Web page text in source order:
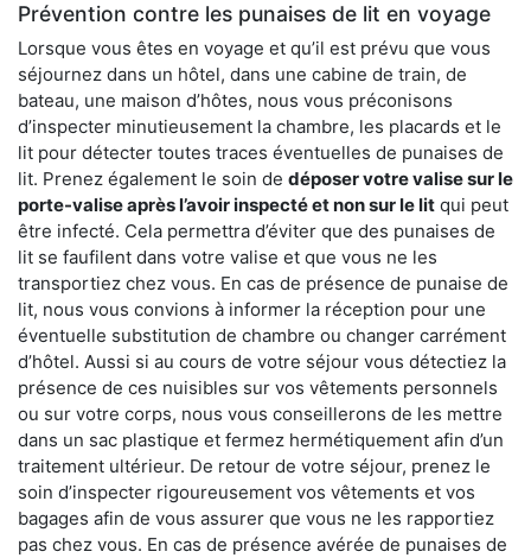
Prévention contre les punaises de lit en voyage
Lorsque vous êtes en voyage et qu’il est prévu que vous
séjournez dans un hôtel, dans une cabine de train, de
bateau, une maison d’hôtes, nous vous préconisons
d’inspecter minutieusement la chambre, les placards et le
lit pour détecter toutes traces éventuelles de punaises de
lit. Prenez également le soin de déposer votre valise sur le
porte-valise après l’avoir inspecté et non sur le lit qui peut
être infecté. Cela permettra d’éviter que des punaises de
lit se faufilent dans votre valise et que vous ne les
transportiez chez vous. En cas de présence de punaise de
lit, nous vous convions à informer la réception pour une
éventuelle substitution de chambre ou changer carrément
d’hôtel. Aussi si au cours de votre séjour vous détectiez la
présence de ces nuisibles sur vos vêtements personnels
ou sur votre corps, nous vous conseillerons de les mettre
dans un sac plastique et fermez hermétiquement afin d’un
traitement ultérieur. De retour de votre séjour, prenez le
soin d’inspecter rigoureusement vos vêtements et vos
bagages afin de vous assurer que vous ne les rapportiez
pas chez vous. En cas de présence avérée de punaises de